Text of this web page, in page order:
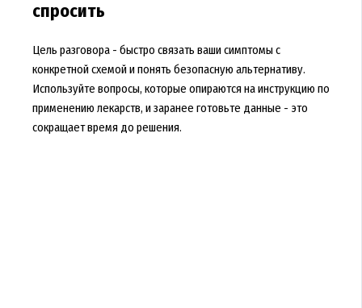
спросить
Цель разговора - быстро связать ваши симптомы с
конкретной схемой и понять безопасную альтернативу.
Используйте вопросы, которые опираются на инструкцию по
применению лекарств, и заранее готовьте данные - это
сокращает время до решения.